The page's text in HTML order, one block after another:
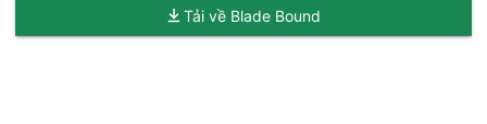
Tải về Blade Bound